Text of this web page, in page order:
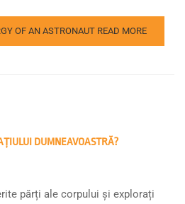
OF AN ASTRONAUT READ MORE
DUMNEAVOASTRĂ?
părți ale corpului și explorați